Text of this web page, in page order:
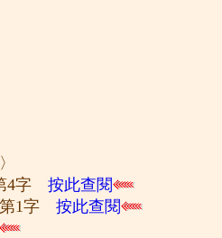
第4字按此查閱
第1字按此查閱